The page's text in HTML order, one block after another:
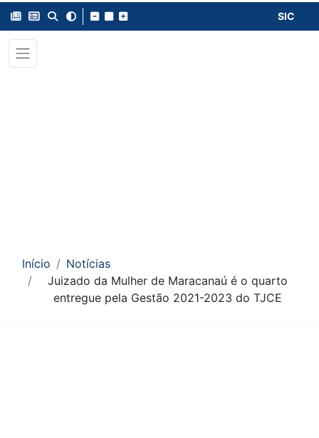
SIC
Início
Notícias
Juizado da Mulher de Maracanaú é o quarto
entregue pela Gestão 2021-2023 do TJCE